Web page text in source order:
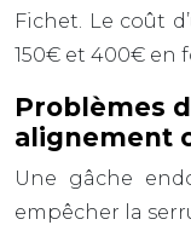
Fichet. Le coût
150€ et 400€ en
Problèmes
alignement
Une gâche
empêcher la